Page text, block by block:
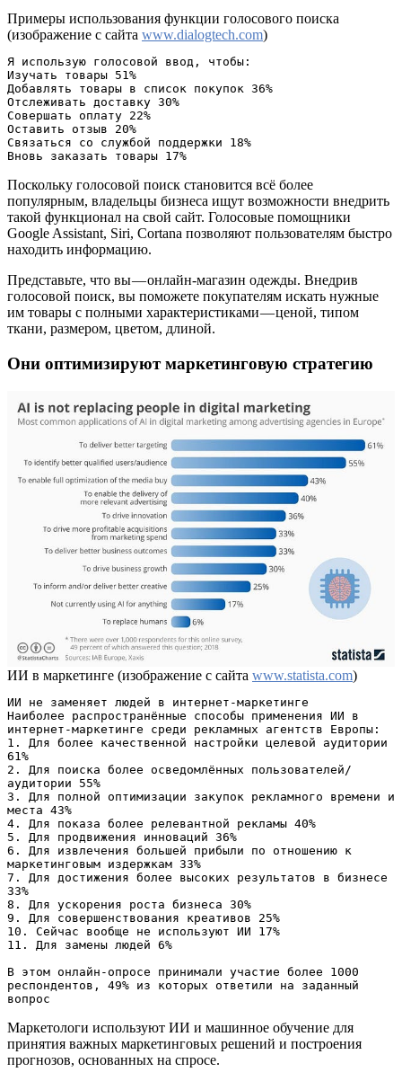
Примеры использования функции голосового поиска
(изображение с сайта www.dialogtech.com)
Я использую голосовой ввод, чтобы:
Изучать товары 51%
Добавлять товары в список покупок 36%
Отслеживать доставку 30%
Совершать оплату 22%
Оставить отзыв 20%
Связаться со службой поддержки 18%
Вновь заказать товары 17%
Поскольку голосовой поиск становится всё более
популярным, владельцы бизнеса ищут возможности внедрить
такой функционал на свой сайт. Голосовые помощники
Google Assistant, Siri, Cortana позволяют пользователям быстро
находить информацию.
Представьте, что вы — онлайн-магазин одежды. Внедрив
голосовой поиск, вы поможете покупателям искать нужные
им товары с полными характеристиками — ценой, типом
ткани, размером, цветом, длиной.
Они оптимизируют маркетинговую стратегию
ИИ в маркетинге (изображение с сайта www.statista.com)
ИИ не заменяет людей в интернет-маркетинге
Наиболее распространённые способы применения ИИ в
интернет-маркетинге среди рекламных агентств Европы:
1. Для более качественной настройки целевой аудитории
61%
2. Для поиска более осведомлённых пользователей/
аудитории 55%
3. Для полной оптимизации закупок рекламного времени и
места 43%
4. Для показа более релевантной рекламы 40%
5. Для продвижения инноваций 36%
6. Для извлечения большей прибыли по отношению к
маркетинговым издержкам 33%
7. Для достижения более высоких результатов в бизнесе
33%
8. Для ускорения роста бизнеса 30%
9. Для совершенствования креативов 25%
10. Сейчас вообще не используют ИИ 17%
11. Для замены людей 6%
В этом онлайн-опросе принимали участие более 1000
респондентов, 49% из которых ответили на заданный
вопрос
Маркетологи используют ИИ и машинное обучение для
принятия важных маркетинговых решений и построения
прогнозов, основанных на спросе.